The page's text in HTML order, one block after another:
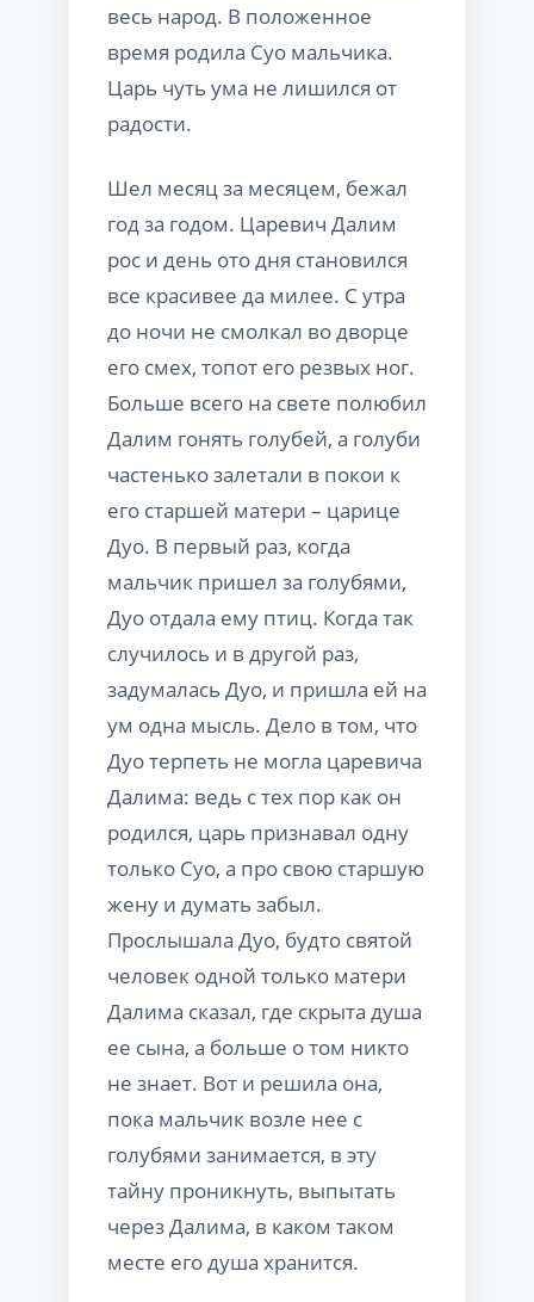
весь народ. В положенное
время родила Суо мальчика.
Царь чуть ума не лишился от
радости.
Шел месяц за месяцем, бежал
год за годом. Царевич Далим
рос и день ото дня становился
все красивее да милее. С утра
до ночи не смолкал во дворце
его смех, топот его резвых ног.
Больше всего на свете полюбил
Далим гонять голубей, а голуби
частенько залетали в покои к
его старшей матери – царице
Дуо. В первый раз, когда
мальчик пришел за голубями,
Дуо отдала ему птиц. Когда так
случилось и в другой раз,
задумалась Дуо, и пришла ей на
ум одна мысль. Дело в том, что
Дуо терпеть не могла царевича
Далима: ведь с тех пор как он
родился, царь признавал одну
только Суо, а про свою старшую
жену и думать забыл.
Прослышала Дуо, будто святой
человек одной только матери
Далима сказал, где скрыта душа
ее сына, а больше о том никто
не знает. Вот и решила она,
пока мальчик возле нее с
голубями занимается, в эту
тайну проникнуть, выпытать
через Далима, в каком таком
месте его душа хранится.